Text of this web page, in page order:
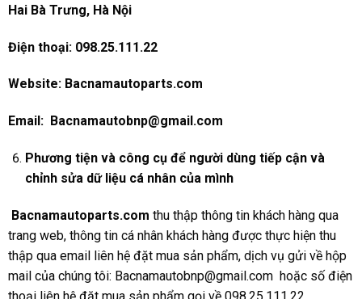
Hai Bà Trưng, Hà Nội
Điện thoại: 098.25.111.22
Website: Bacnamautoparts.com
Email: Bacnamautobnp@gmail.com
Phương tiện và công cụ để người dùng tiếp cận và
chỉnh sửa dữ liệu cá nhân của mình
Bacnamautoparts.com thu thập thông tin khách hàng qua
trang web, thông tin cá nhân khách hàng được thực hiện thu
thập qua email liên hệ đặt mua sản phẩm, dịch vụ gửi về hộp
mail của chúng tôi: Bacnamautobnp@gmail.com hoặc số điện